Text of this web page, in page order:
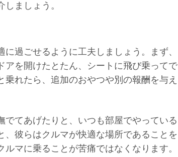
ましょう。
過ごせるように工夫しましょう。まず、
を開けたとたん、シートに飛び乗ってで
れたら、追加のおやつや別の報酬を与え
てあげたりと、いつも部屋でやっている
、彼らはクルマが快適な場所であることを
マに乗ることが苦痛ではなくなります。